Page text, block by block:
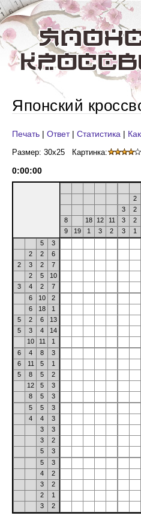
Японский
Печать | Ответ| Статистика |
Размер: 30x25 Картинка:
0:00:00
2
3
2
8
18 12 11 3
2
9
19 1 3 2 3
1
5
3
2
2
6
2
3 2
7
2
5
10
3
4 2
7
6
10
2
6
18
1
5
2 6
13
5
3 4
14
10
11
1
6
4 8
3
6
11 5
1
5
8 5
2
12
5
3
8
5
3
5
5
3
4
4
3
3
3
3
2
5
3
5
3
4
2
3
2
2
1
3
2